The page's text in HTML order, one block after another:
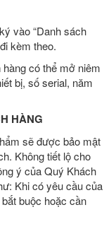
vào “Danh sách
kèm theo.
có thể mở niêm
bị, số serial, năm
HÀNG
sẽ được bảo mật
Không tiết lộ cho
ý của Quý Khách
Khi có yêu cầu của
buộc hoặc cần